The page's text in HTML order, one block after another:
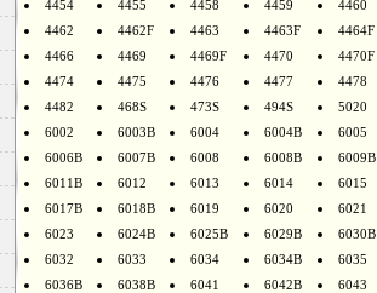
4454
4455 4458 4459 4460
4462
4462F 4463 4463F 4464F
4466
4469 4469F 4470 4470F
4474
4475 4476 4477 4478
4482
468S 473S 494S 5020
6002
6003B 6004 6004B 6005
6006B
6007B 6008 6008B 6009B
6011B
6012 6013 6014 6015
6017B
6018B 6019 6020 6021
6023
6024B 6025B 6029B 6030B
6032
6033 6034 6034B 6035
6036B
6038B 6041 6042B 6043